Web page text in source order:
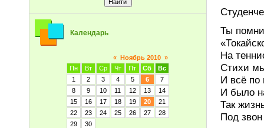
Календарь
« Ноябрь 2010 »
Пн
Вт Ср Чт Пт Сб
Вс
1
2 3 4 5 6
7
8
9 10 11 12 13
14
15
16 17 18 19 20
21
22
23 24 25 26 27
28
29
30
Ты
На
Стихи
И всё по
И было
Так
Под звон